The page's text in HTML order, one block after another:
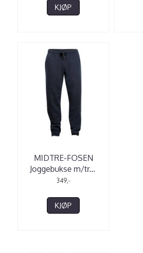
KJØP
MIDTRE-FOSEN
Joggebukse m/tr...
349,-
KJØP